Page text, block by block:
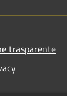
trasparente